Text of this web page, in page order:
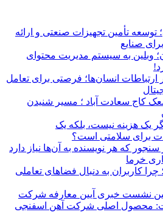
تأمین تجهیزات صنعتی و ارائه
صنایع
وبلین به سیستم مدیریت محتوای
ارتباطات انسان‌ها؛ فرصتی برای تعامل
کاج سعادت آباد ؛ مسیر شنیدن
یک هزینه نیست، بلکه یک
برای سلامتی است؟
خرما
چرا کاربران به دنبال فضاهای تعاملی
نشست خبری آیین معارفه شرکت
محصول اصلی شرکت آهن اسفنجی